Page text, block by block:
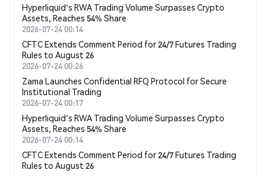
Hyperliquid's RWA Trading Volume Surpasses Crypto
Assets, Reaches 54% Share
2026-07-24 00:14
CFTC Extends Comment Period for 24/7 Futures Trading
Rules to August 26
2026-07-24 00:26
Zama Launches Confidential RFQ Protocol for Secure
Institutional Trading
2026-07-24 00:17
Hyperliquid's RWA Trading Volume Surpasses Crypto
Assets, Reaches 54% Share
2026-07-24 00:14
CFTC Extends Comment Period for 24/7 Futures Trading
Rules to August 26